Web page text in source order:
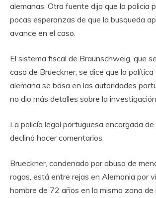
alemanas. Otra fuente dijo que la policia
pocas esperanzas de que la busqueda
avance en el caso.
El sistema fiscal de Braunschweig, que
caso de Brueckner, se dice que la
alemana se basa en las autoridades
no dio más detalles sobre la
La policía legal portuguesa encargada
declinó hacer comentarios.
Brueckner, condenado por abuso de
rogas, está entre rejas en Alemania por
hombre de 72 años en la misma zona de